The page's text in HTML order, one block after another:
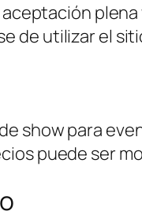
de utilizar el
show para
puede ser